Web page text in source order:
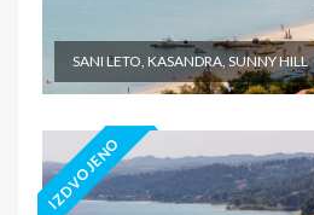
SANI LETO, KASANDRA, SUNNY HILL
IZDVOJENO